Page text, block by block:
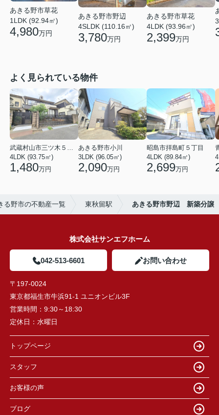
あきる野市草花
1LDK (92.94㎡)
4,980万円
あきる野市野辺
4SLDK (110.16㎡)
3,780万円
あきる野市草花
4LDK (93.96㎡)
2,399万円
よく見られている物件
4LDK (93.75㎡)
1,480万円
あきる野市小川
3LDK (96.05㎡)
2,090万円
昭島市拝島町５丁目
4LDK (89.84㎡)
2,699万円
る野市の不動産一覧 東秋留駅 あきる野市野辺 新築分譲
株式会社サンエフホーム
042-513-6601 お問い合わせ
〒197-0024
東京都福生市牛浜91-1 ユニオンビル3F
営業時間： 9:30～18:30
定休日： 水曜日
トップページ
スタッフ
お客様の声
ブログ